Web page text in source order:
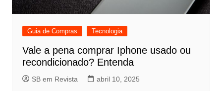
Guia de Compras Tecnologia
Vale a pena comprar Iphone usado ou
recondicionado? Entenda
SB em Revista abril 10, 2025